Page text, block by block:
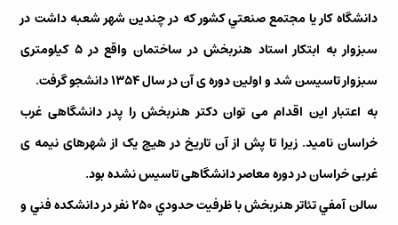
دانشگاه كار يا مجتمع صنعتي كشور كه در چندين شهر شعبه داشت در
سبزوار به ابتكار استاد هنربخش در ساختمان واقع در ۵ کیلومتری
سبزوار تاسیسن شد و اولین دوره ی آن در سال ۱۳۵۴ دانشجو گرفت.
به اعتبار این اقدام می توان دکتر هنربخش را پدر دانشگاهی غرب
خراسان نامید. زیرا تا پش از آن تاریخ در هیچ یک از شهرهای نیمه ی
غربی خراسان در دوره معاصر دانشگاهی تاسیس نشده بود.
سالن آمفي تئاتر هنربخش با ظرفيت حدودي ۲۵۰ نفر در دانشكده فني و